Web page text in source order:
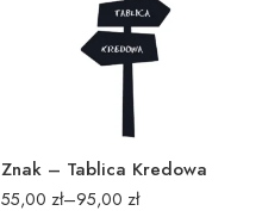
Znak – Tablica Kredowa
55,00 zł–95,00 zł
40x23cm